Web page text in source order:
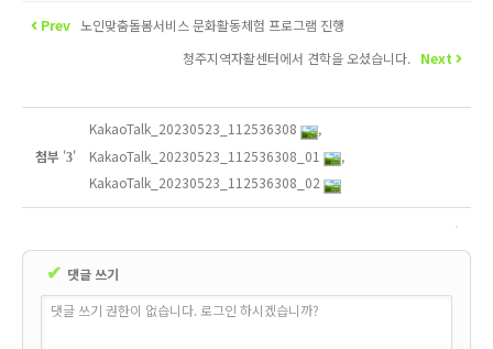
Prev 노인맞춤돌봄서비스 문화활동체험 프로그램 진행
청주지역자활센터에서 견학을 오셨습니다. Next
첨부 '3'
KakaoTalk_20230523_112536308
,
KakaoTalk_20230523_112536308_01
,
KakaoTalk_20230523_112536308_02
✔ 댓글 쓰기
댓글 쓰기 권한이 없습니다. 로그인 하시겠습니까?